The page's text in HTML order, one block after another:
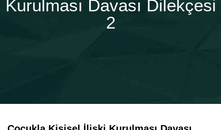
Kurulması Davası Dilekçesi
2